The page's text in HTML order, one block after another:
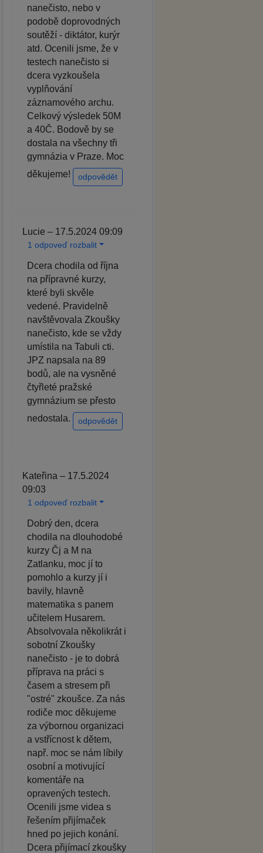
nanečisto, nebo v
podobě doprovodných
soutěží - diktátor, kurýr
atd. Ocenili jsme, že v
testech nanečisto si
dcera vyzkoušela
vyplňování
záznamového archu.
Celkový výsledek 50M
a 40Č. Bodově by se
dostala na všechny tři
gymnázia v Praze. Moc
děkujeme!
odpovědět
Lucie – 17.5.2024 09:09
1 odpoveď rozbalit
Dcera chodila od října
na přípravné kurzy,
které byli skvěle
vedené. Pravidelně
navštěvovala Zkoušky
nanečisto, kde se vždy
umístila na Tabuli cti.
JPZ napsala na 89
bodů, ale na vysněné
čtyřleté pražské
gymnázium se přesto
nedostala.
odpovědět
Kateřina – 17.5.2024
09:03
1 odpoveď rozbalit
Dobrý den, dcera
chodila na dlouhodobé
kurzy Čj a M na
Zatlanku, moc jí to
pomohlo a kurzy jí i
bavily, hlavně
matematika s panem
učitelem Husarem.
Absolvovala několikrát i
sobotní Zkoušky
nanečisto - je to dobrá
příprava na práci s
časem a stresem při
"ostré" zkoušce. Za nás
rodiče moc děkujeme
za výbornou organizaci
a vstřícnost k dětem,
např. moc se nám líbily
osobní a motivující
komentáře na
opravených testech.
Ocenili jsme videa s
řešením přijímaček
hned po jejich konání.
Dcera přijímací zkoušky